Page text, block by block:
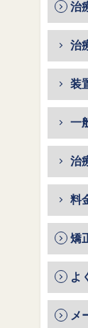
治
治
装
一
治
料
矯
よ
メ